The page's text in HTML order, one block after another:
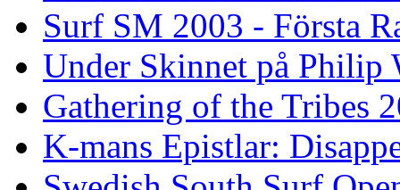
Surf SM 2003 - Första
Under Skinnet på Philip
Gathering of the Tribes
K-mans Epistlar: